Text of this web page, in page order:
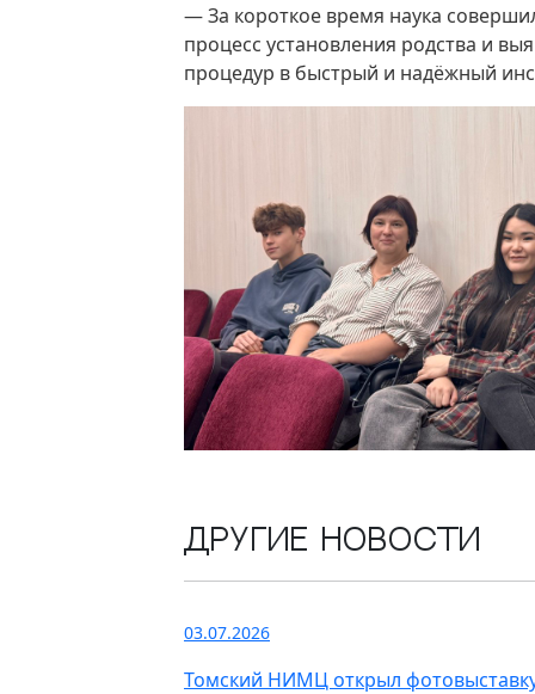
— За короткое время наука
процесс установления родства и
процедур в быстрый и надёжный
Другие новости
03.07.2026
Томский НИМЦ открыл